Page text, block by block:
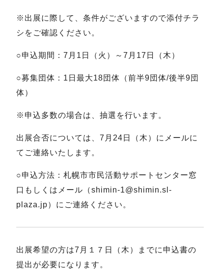
※出展に際して、条件がございますので添付チラ
シをご確認ください。
○申込期間：7月1日（火）～7月17日（木）
○募集団体：1日最大18団体（前半9団体/後半9団
体）
※申込多数の場合は、抽選を行います。
出展合否については、7月24日（木）にメールに
てご連絡いたします。
○申込方法：札幌市市民活動サポートセンター窓
口もしくはメール（shimin-1@shimin.sl-
plaza.jp）にご連絡ください。
出展希望の方は7月１７日（木）までに申込書の
提出が必要になります。